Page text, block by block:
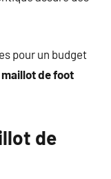
pour un budget
maillot de foot
de